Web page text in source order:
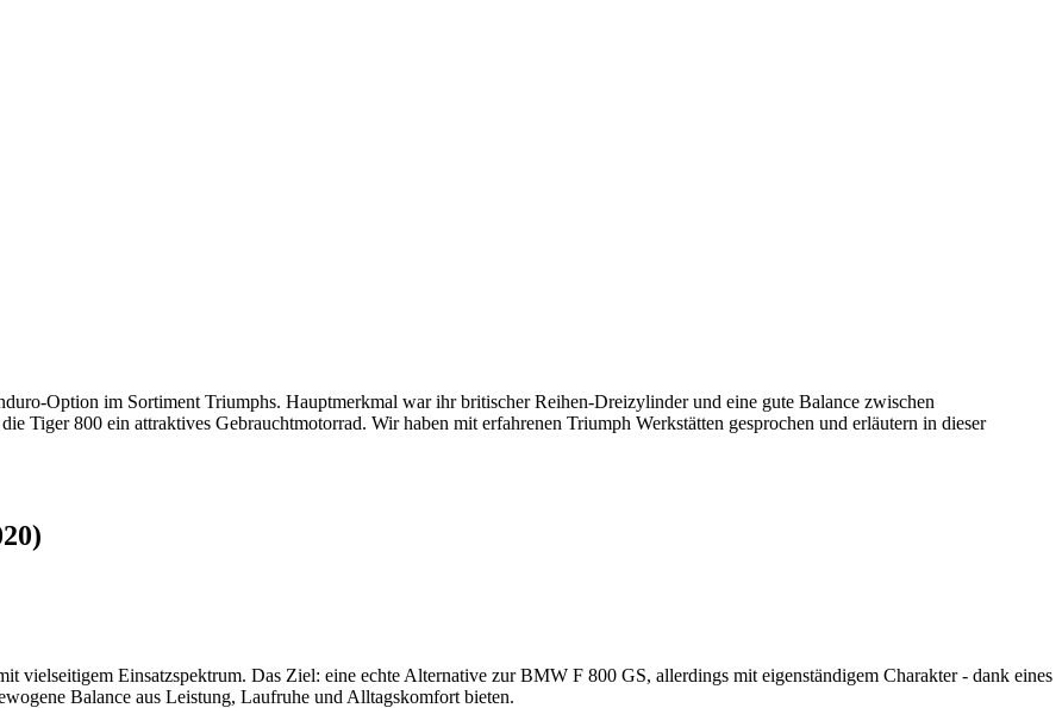
Option im Sortiment Triumphs. Hauptmerkmal war ihr britischer Reihen-Dreizylinder und eine gute Balance zwischen
Tiger 800 ein attraktives Gebrauchtmotorrad. Wir haben mit erfahrenen Triumph Werkstätten gesprochen und erläutern in dieser
vielseitigem Einsatzspektrum. Das Ziel: eine echte Alternative zur BMW F 800 GS, allerdings mit eigenständigem Charakter - dank eines
Balance aus Leistung, Laufruhe und Alltagskomfort bieten.